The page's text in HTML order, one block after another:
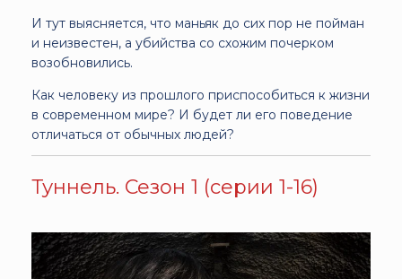
И тут выясняется, что маньяк до сих пор не пойман
и неизвестен, а убийства со схожим почерком
возобновились.
Как человеку из прошлого приспособиться к жизни
в современном мире? И будет ли его поведение
отличаться от обычных людей?
Туннель. Сезон 1 (серии 1-16)